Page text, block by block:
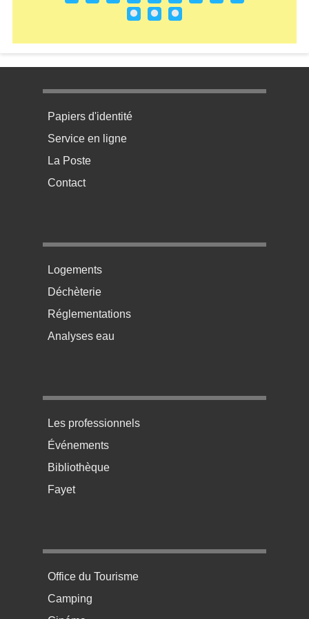
Menu pratique bas de page 1
Papiers d'identité
Service en ligne
La Poste
Contact
Menu pratique bas de page 2
Logements
Déchèterie
Réglementations
Analyses eau
Menu pratique bas de page 3
Les professionnels
Événements
Bibliothèque
Fayet
Menu pratique bas de page 4
Office du Tourisme
Camping